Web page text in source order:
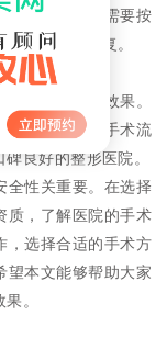
品等物品。还需要按
术部位的恢复。
术的安全和效果。
的手术设备和手术流
良好的整形医院。
全性关重要。在选择
质，了解医院的手术
，选择合适的手术方
望本文能够帮助大家
。